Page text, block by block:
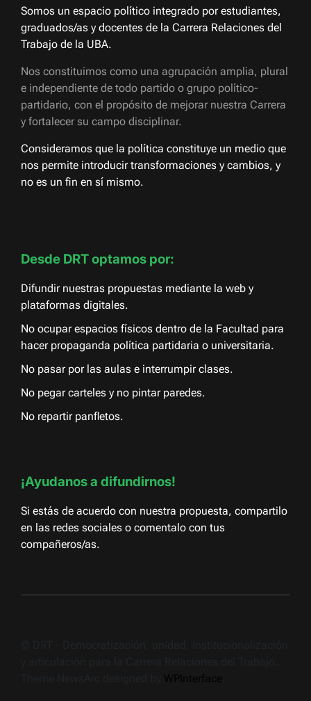
Somos un espacio político integrado por estudiantes,
graduados/as y docentes de la Carrera Relaciones del
Trabajo de la UBA.
Nos constituimos como una agrupación amplia, plural
e independiente de todo partido o grupo político-
partidario, con el propósito de mejorar nuestra Carrera
y fortalecer su campo disciplinar.
Consideramos que la política constituye un medio que
nos permite introducir transformaciones y cambios, y
no es un fin en sí mismo.
Desde DRT optamos por:
Difundir nuestras propuestas mediante la web y
plataformas digitales.
No ocupar espacios físicos dentro de la Facultad para
hacer propaganda política partidaria o universitaria.
No pasar por las aulas e interrumpir clases.
No pegar carteles y no pintar paredes.
No repartir panfletos.
¡Ayudanos a difundirnos!
Si estás de acuerdo con nuestra propuesta, compartilo
en las redes sociales o comentalo con tus
compañeros/as.